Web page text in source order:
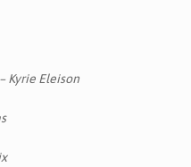
Kyrie Eleison